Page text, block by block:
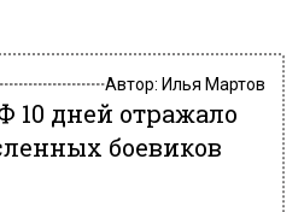
Автор: Илья Мартов
10 дней отражало
боевиков